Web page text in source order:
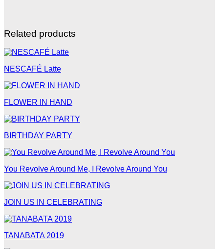
Related products
NESCAFÉ Latte
FLOWER IN HAND
BIRTHDAY PARTY
You Revolve Around Me, I Revolve Around You
JOIN US IN CELEBRATING
TANABATA 2019